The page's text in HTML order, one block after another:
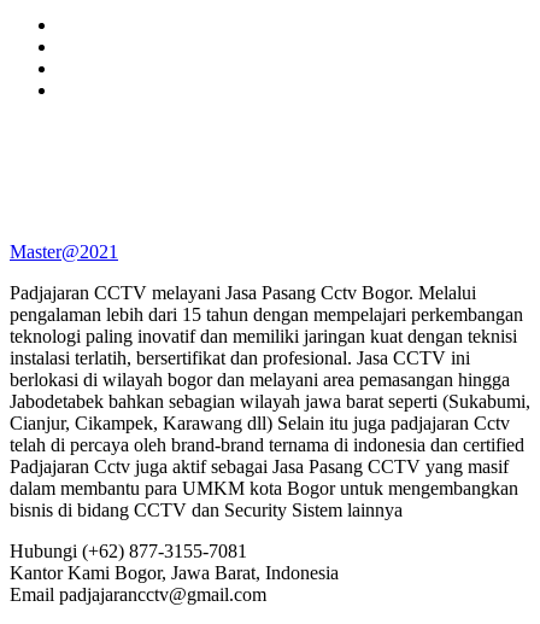
Master@2021
Padjajaran CCTV melayani Jasa Pasang Cctv Bogor. Melalui
pengalaman lebih dari 15 tahun dengan mempelajari perkembangan
teknologi paling inovatif dan memiliki jaringan kuat dengan teknisi
instalasi terlatih, bersertifikat dan profesional. Jasa CCTV ini
berlokasi di wilayah bogor dan melayani area pemasangan hingga
Jabodetabek bahkan sebagian wilayah jawa barat seperti (Sukabumi,
Cianjur, Cikampek, Karawang dll) Selain itu juga padjajaran Cctv
telah di percaya oleh brand-brand ternama di indonesia dan certified
Padjajaran Cctv juga aktif sebagai Jasa Pasang CCTV yang masif
dalam membantu para UMKM kota Bogor untuk mengembangkan
bisnis di bidang CCTV dan Security Sistem lainnya
Hubungi (+62) 877-3155-7081
Kantor Kami Bogor, Jawa Barat, Indonesia
Email padjajarancctv@gmail.com